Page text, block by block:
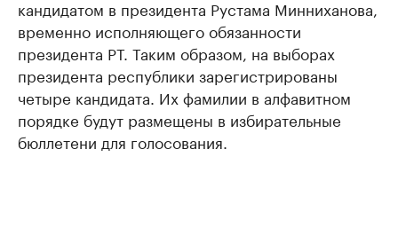
кандидатом в президента Рустама Минниханова,
временно исполняющего обязанности
президента РТ. Таким образом, на выборах
президента республики зарегистрированы
четыре кандидата. Их фамилии в алфавитном
порядке будут размещены в избирательные
бюллетени для голосования.